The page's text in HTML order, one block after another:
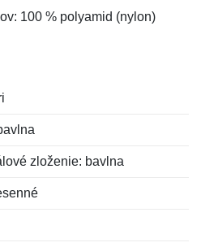
100 % polyamid (nylon)
zloženie: bavlna